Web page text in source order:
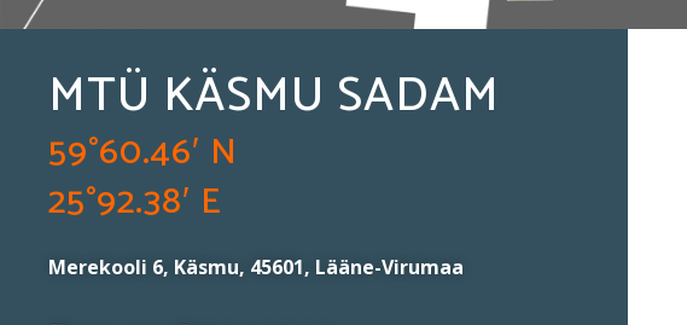
MTÜ KÄSMU SADAM
59°60.46′ N
25°92.38′ E
Merekooli 6, Käsmu, 45601, Lääne-Virumaa